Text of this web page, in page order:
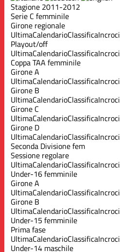
Stagione 2011-2012
Serie C femminile
Girone regionale
UltimaCalendarioClassificaIncroci
Playout/off
UltimaCalendarioClassificaIncroci
Coppa TAA femminile
Girone A
UltimaCalendarioClassificaIncroci
Girone B
UltimaCalendarioClassificaIncroci
Girone C
UltimaCalendarioClassificaIncroci
Girone D
UltimaCalendarioClassificaIncroci
Seconda Divisione fem
Sessione regolare
UltimaCalendarioClassificaIncroci
Under-16 femminile
Girone A
UltimaCalendarioClassificaIncroci
Girone B
UltimaCalendarioClassificaIncroci
Under-15 femminile
Prima fase
UltimaCalendarioClassificaIncroci
Under-14 maschile